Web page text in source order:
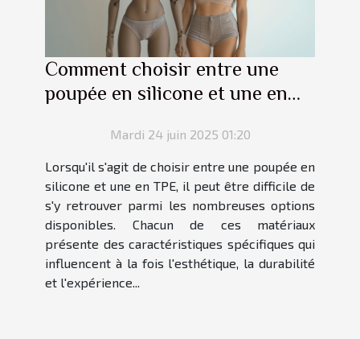
Comment choisir entre une
poupée en silicone et une en
Mardi 24 juin 2025 01:20
Lorsqu'il s'agit de choisir entre une poupée en
silicone et une en TPE, il peut être difficile de
s'y retrouver parmi les nombreuses options
disponibles. Chacun de ces matériaux
présente des caractéristiques spécifiques qui
influencent à la fois l'esthétique, la durabilité
et l'expérience...